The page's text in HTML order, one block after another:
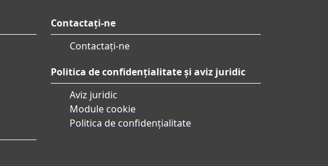
Contactați-ne
Contactați-ne
Politica de confidențialitate și aviz juridic
Aviz juridic
Module cookie
Politica de confidențialitate